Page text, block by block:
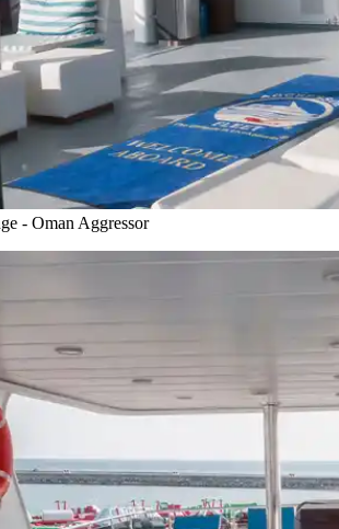
- Oman Aggressor